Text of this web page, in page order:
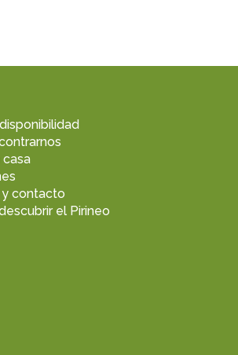
casa
contacto
el Pirineo